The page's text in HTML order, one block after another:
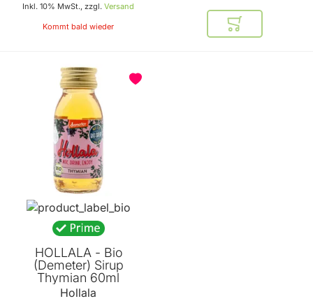
Inkl. 10% MwSt., zzgl. Versand
Kommt bald wieder In den
HOLLALA - Bio
(Demeter) Sirup
Thymian 60ml
Hollala